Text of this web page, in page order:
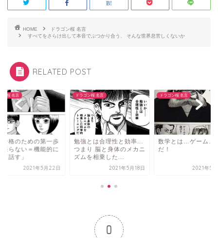
HOME
ドラゴン桜 名言
すべてをさらけ出して本音でぶつかり合う、 そんな世界息苦しくないか
RELATED POST
ン桜 名言
合格のための第一歩
張らない＝機能的に
話す」
2021年5月22日
ドラゴン桜 名言
勉強とは合理性と効率...
つまり 脳と身体のメカニ
ズムを相乗した...
2021年5月18日
ドラゴン桜 名言
数学とは…ゲーム…
だ！
2021年5
0